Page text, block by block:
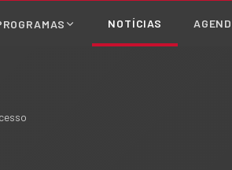
NOTÍCIAS